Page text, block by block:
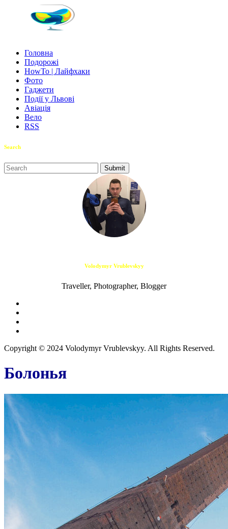
Головна
Подорожі
HowTo | Лайфхаки
Фото
Гаджети
Події у Львові
Авіація
Вело
RSS
Search
Volodymyr Vrublevskyy
Traveller, Photographer, Blogger
Copyright © 2024 Volodymyr Vrublevskyy. All Rights Reserved.
Болонья